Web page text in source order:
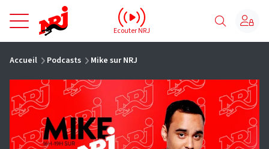
NRJ - Accueil
Ecouter NRJ
Accueil Podcasts Mike sur NRJ